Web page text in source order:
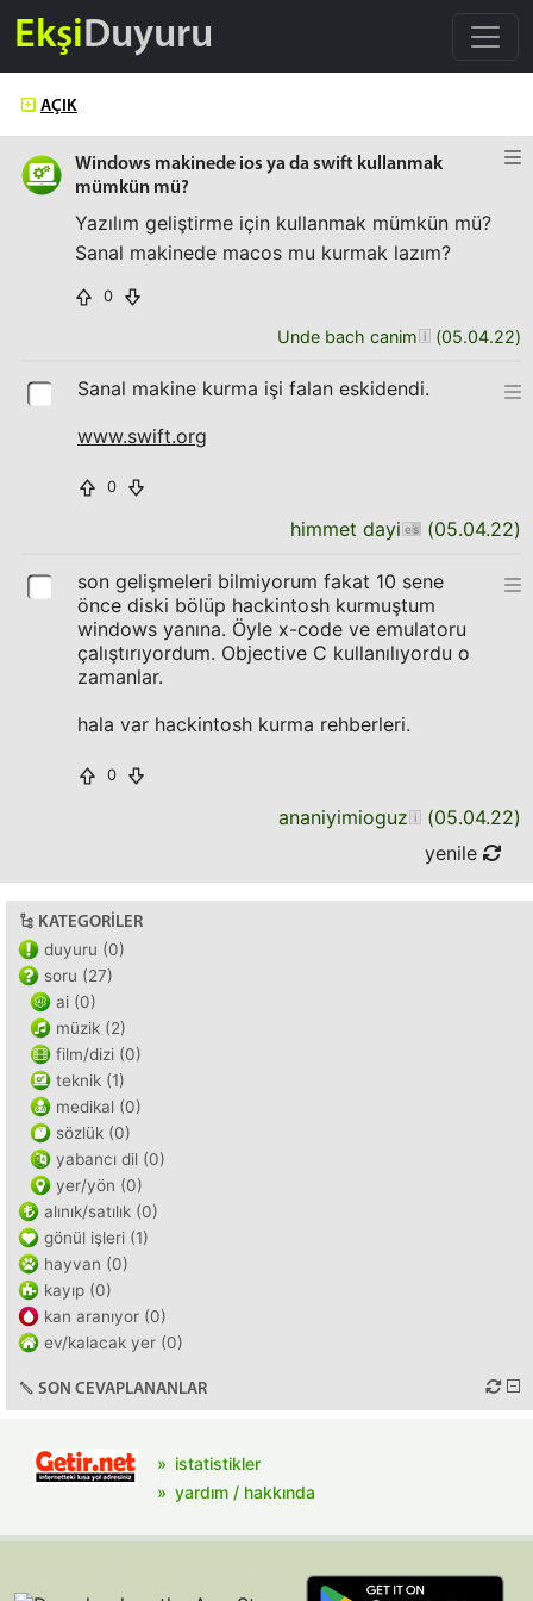
EkşiDuyuru
AÇIK
Windows makinede ios ya da swift kullanmak
mümkün mü?
Yazılım geliştirme için kullanmak mümkün mü?
Sanal makinede macos mu kurmak lazım?
0
Unde bach canim (05.04.22)
Sanal makine kurma işi falan eskidendi.
www.swift.org
0
himmet dayi (05.04.22)
son gelişmeleri bilmiyorum fakat 10 sene
önce diski bölüp hackintosh kurmuştum
windows yanına. Öyle x-code ve emulatoru
çalıştırıyordum. Objective C kullanılıyordu o
zamanlar.
hala var hackintosh kurma rehberleri.
0
ananiyimioguz (05.04.22)
yenile
KATEGORILER
duyuru (0)
soru (27)
ai (0)
müzik (2)
film/dizi (0)
teknik (1)
medikal (0)
sözlük (0)
yabancı dil (0)
yer/yön (0)
alınık/satılık (0)
gönül işleri (1)
hayvan (0)
kayıp (0)
kan aranıyor (0)
ev/kalacak yer (0)
SON CEVAPLANANLAR
istatistikler
yardım / hakkında